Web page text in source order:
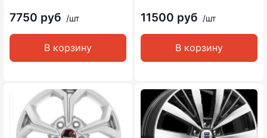
7750 руб /шт
В корзину
11500 руб /шт
В корзину